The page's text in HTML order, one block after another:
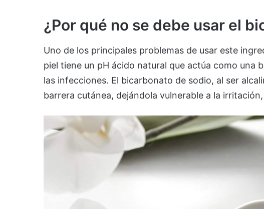
¿Por qué no se debe usar el
Uno de los principales problemas de usar este
piel tiene un pH ácido natural que actúa como una
las infecciones. El bicarbonato de sodio, al ser
barrera cutánea, dejándola vulnerable a la